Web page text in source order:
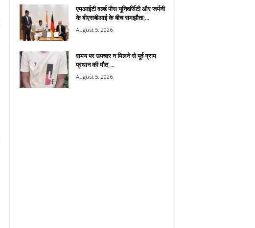
एमआईटी वर्ल्ड पीस यूनिवर्सिटी और जर्मनी
के बीएसबीआई के बीच समझौता;...
August 5, 2026
समय पर उपचार न मिलने से पूर्व ग्राम
प्रधान की मौत,...
August 5, 2026